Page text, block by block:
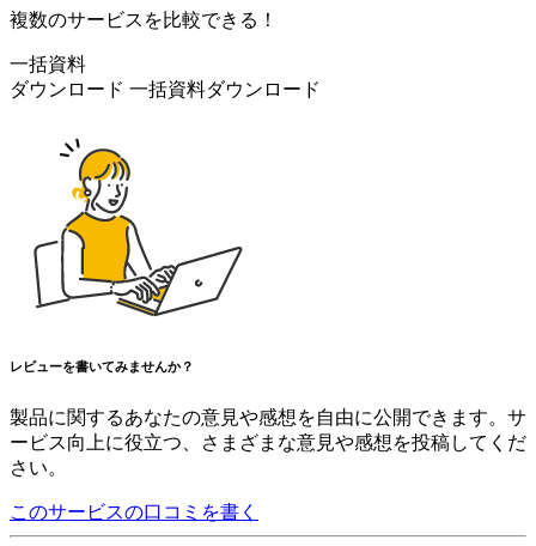
複数のサービスを比較できる！
一括資料
ダウンロード 一括資料ダウンロード
レビューを書いてみませんか？
製品に関するあなたの意見や感想を自由に公開できます。サ
ービス向上に役立つ、さまざまな意見や感想を投稿してくだ
さい。
このサービスの口コミを書く